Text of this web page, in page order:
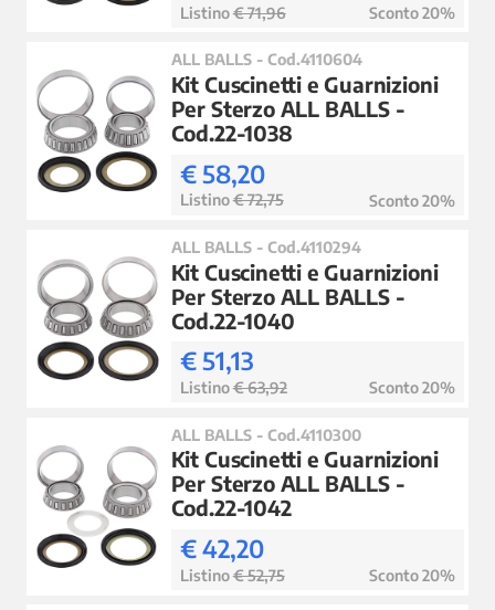
Listino€ 71,96 Sconto 20%
ALL BALLS - Cod.4110604
Kit Cuscinetti e Guarnizioni
Per Sterzo ALL BALLS -
Cod.22-1038
€ 58,20
Listino€ 72,75 Sconto 20%
ALL BALLS - Cod.4110294
Kit Cuscinetti e Guarnizioni
Per Sterzo ALL BALLS -
Cod.22-1040
€ 51,13
Listino€ 63,92 Sconto 20%
ALL BALLS - Cod.4110300
Kit Cuscinetti e Guarnizioni
Per Sterzo ALL BALLS -
Cod.22-1042
€ 42,20
Listino€ 52,75 Sconto 20%